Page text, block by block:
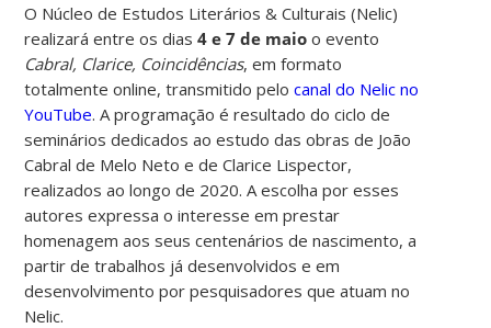
O Núcleo de Estudos Literários & Culturais (Nelic)
realizará entre os dias4 e 7 de maio o evento
Cabral, Clarice, Coincidências, em formato
totalmente online, transmitido pelocanal do Nelic no
YouTube. A programação é resultado do ciclo de
seminários dedicados ao estudo das obras de João
Cabral de Melo Neto e de Clarice Lispector,
realizados ao longo de 2020. A escolha por esses
autores expressa o interesse em prestar
homenagem aos seus centenários de nascimento, a
partir de trabalhos já desenvolvidos e em
desenvolvimento por pesquisadores que atuam no
Nelic.